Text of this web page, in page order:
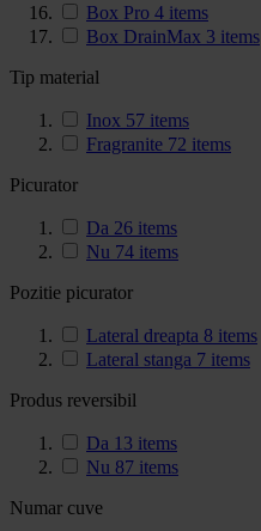
Box Pro 4 items
Box DrainMax 3 items
Tip material
Inox 57 items
Fragranite 72 items
Picurator
Da 26 items
Nu 74 items
Pozitie picurator
Lateral dreapta 8 items
Lateral stanga 7 items
Produs reversibil
Da 13 items
Nu 87 items
Numar cuve